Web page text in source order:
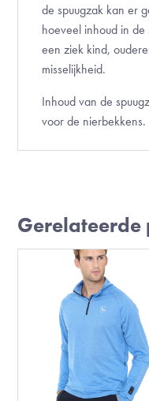
de spuugzak kan er
hoeveel inhoud in
een ziek kind,
misselijkheid.
Inhoud van de
voor de nierbekkens.
Gerelateerde